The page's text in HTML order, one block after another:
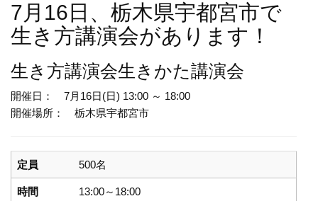
7月16日、栃木県宇都宮市で
生き方講演会があります！
生き方講演会生きかた講演会
開催日： 7月16日(日) 13:00 ～ 18:00
開催場所： 栃木県宇都宮市
定員 500名
時間 13:00～18:00